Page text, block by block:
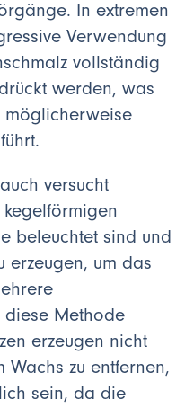
In extremen
Verwendung
vollständig
werden, was
möglicherweise
versucht
beleuchtet sind und
erzeugen, um das
diese Methode
erzeugen nicht
zu entfernen,
sein, da die